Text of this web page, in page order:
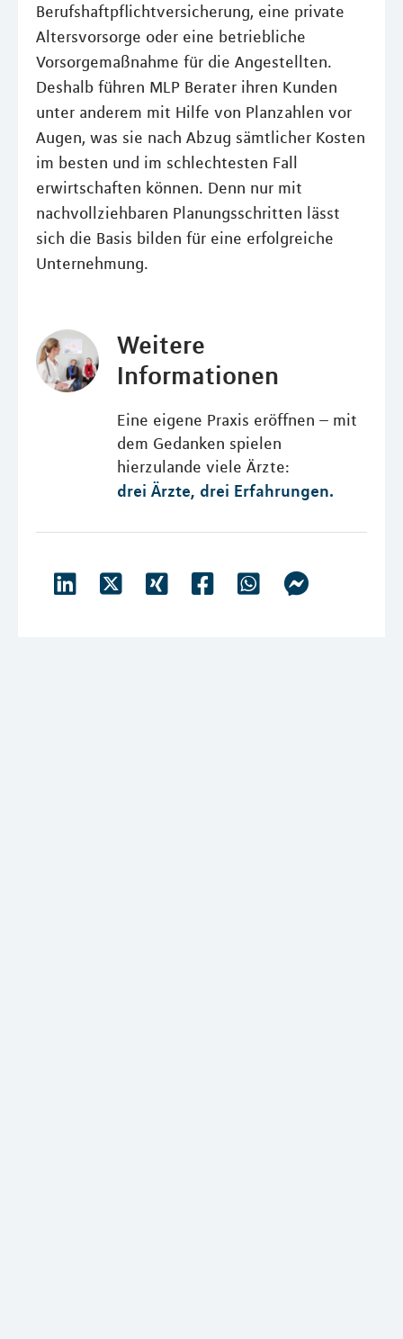
Berufshaftpflichtversicherung, eine private
Altersvorsorge oder eine betriebliche
Vorsorgemaßnahme für die Angestellten.
Deshalb führen MLP Berater ihren Kunden
unter anderem mit Hilfe von Planzahlen vor
Augen, was sie nach Abzug sämtlicher Kosten
im besten und im schlechtesten Fall
erwirtschaften können. Denn nur mit
nachvollziehbaren Planungsschritten lässt
sich die Basis bilden für eine erfolgreiche
Unternehmung.
Weitere
Informationen
Eine eigene Praxis eröffnen – mit
dem Gedanken spielen
hierzulande viele Ärzte:
drei Ärzte, drei Erfahrungen.